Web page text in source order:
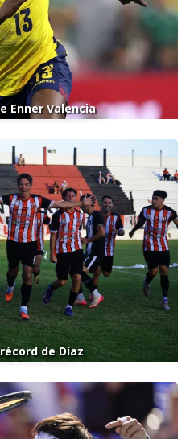
Enner Valencia
de Díaz